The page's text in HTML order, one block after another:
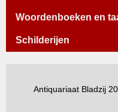
Woordenboeken en
Schilderijen
Antiquariaat Bladzij